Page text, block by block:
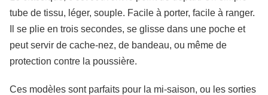
tube de tissu, léger, souple. Facile à porter, facile à ranger.
Il se plie en trois secondes, se glisse dans une poche et
peut servir de cache-nez, de bandeau, ou même de
protection contre la poussière.
Ces modèles sont parfaits pour la mi-saison, ou les sorties